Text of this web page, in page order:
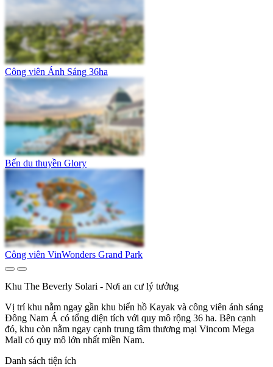
Công viên Ánh Sáng 36ha
Bến du thuyền Glory
Công viên VinWonders Grand Park
Khu The Beverly Solari - Nơi an cư lý tưởng
Vị trí khu nằm ngay gần khu biển hồ Kayak và công viên ánh sáng
Đông Nam Á có tổng diện tích với quy mô rộng 36 ha. Bên cạnh
đó, khu còn nằm ngay cạnh trung tâm thương mại Vincom Mega
Mall có quy mô lớn nhất miền Nam.
Danh sách tiện ích